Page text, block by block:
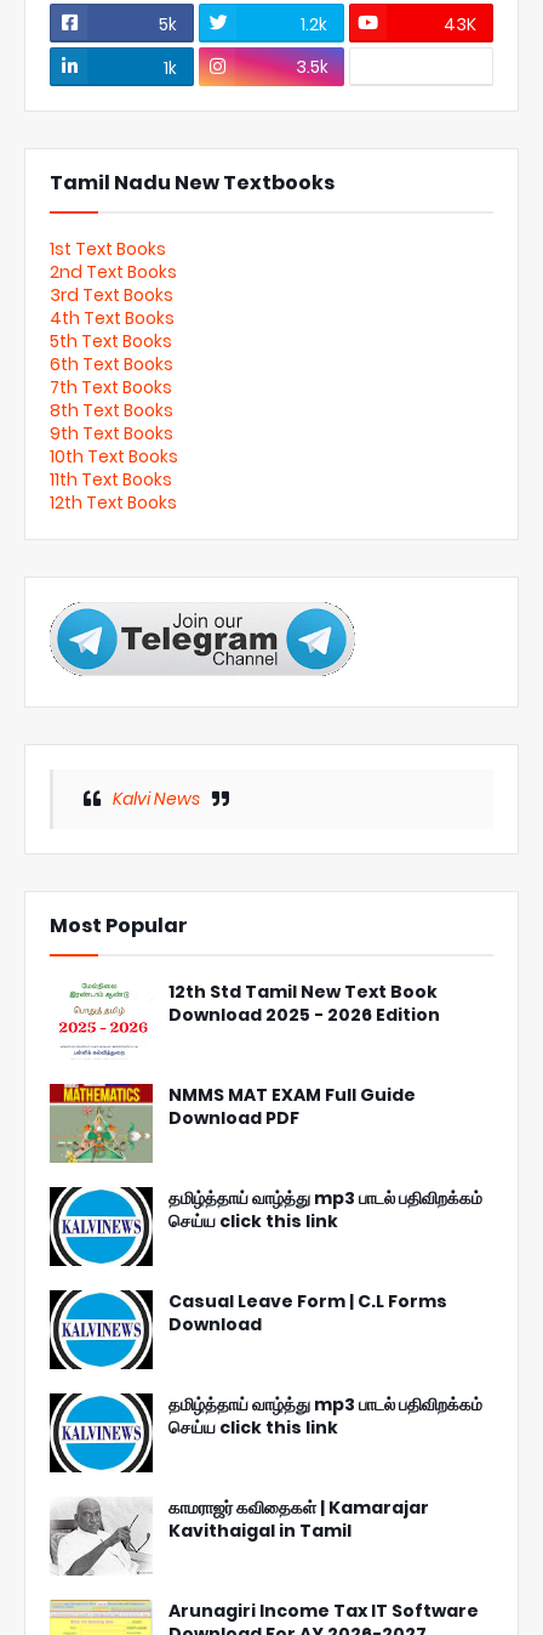
5k 1.2k
43K
1k
3.5k
Tamil Nadu New Textbooks
1st Text Books
2nd Text Books
3rd Text Books
4th Text Books
5th Text Books
6th Text Books
7th Text Books
8th Text Books
9th Text Books
10th Text Books
11th Text Books
12th Text Books
Kalvi News
Most Popular
12th Std Tamil New Text Book
Download 2025 - 2026 Edition
NMMS MAT EXAM Full Guide
Download PDF
தமிழ்த்தாய் வாழ்த்து mp3 பாடல் பதிவிறக்கம்
செய்ய click this link
Casual Leave Form | C.L Forms
Download
தமிழ்த்தாய் வாழ்த்து mp3 பாடல் பதிவிறக்கம்
செய்ய click this link
காமராஜர் கவிதைகள் | Kamarajar
Kavithaigal in Tamil
Arunagiri Income Tax IT Software